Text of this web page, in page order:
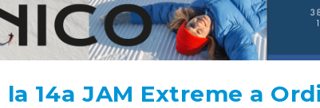
14a JAM Extreme a